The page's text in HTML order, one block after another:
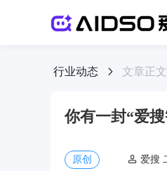
行业动态 文章正文
你有一封“爱
原创 爱搜